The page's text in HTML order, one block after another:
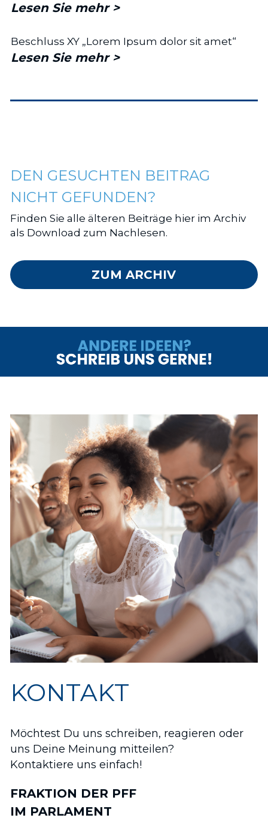
Lesen Sie mehr >
Beschluss XY „Lorem Ipsum dolor sit amet“
Lesen Sie mehr >
DEN GESUCHTEN BEITRAG
NICHT GEFUNDEN?
Finden Sie alle älteren Beiträge hier im Archiv
als Download zum Nachlesen.
ZUM ARCHIV
KONTAKT
Möchtest Du uns schreiben, reagieren oder
uns Deine Meinung mitteilen?
Kontaktiere uns einfach!
FRAKTION DER PFF
IM PARLAMENT